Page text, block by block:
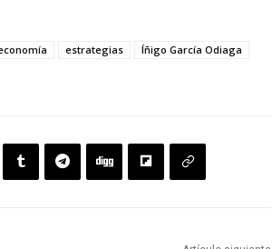
estrategias
Íñigo García Odiaga